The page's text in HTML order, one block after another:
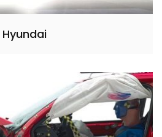
Hyundai